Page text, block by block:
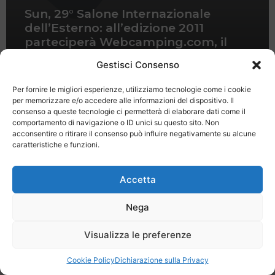
Gestisci Consenso
Per fornire le migliori esperienze, utilizziamo tecnologie come i cookie
per memorizzare e/o accedere alle informazioni del dispositivo. Il
consenso a queste tecnologie ci permetterà di elaborare dati come il
comportamento di navigazione o ID unici su questo sito. Non
acconsentire o ritirare il consenso può influire negativamente su alcune
caratteristiche e funzioni.
Accetta
Nega
Visualizza le preferenze
Cookie PolicyDichiarazione sulla Privacy
Sun, 29° Salone Internazionale
dell’Esterno: all’edizione 2011
parteciperà Webcamping.com, il
Last Minute
Registrati Contatti
SPECIALE LAST MINUTE - SH WEB